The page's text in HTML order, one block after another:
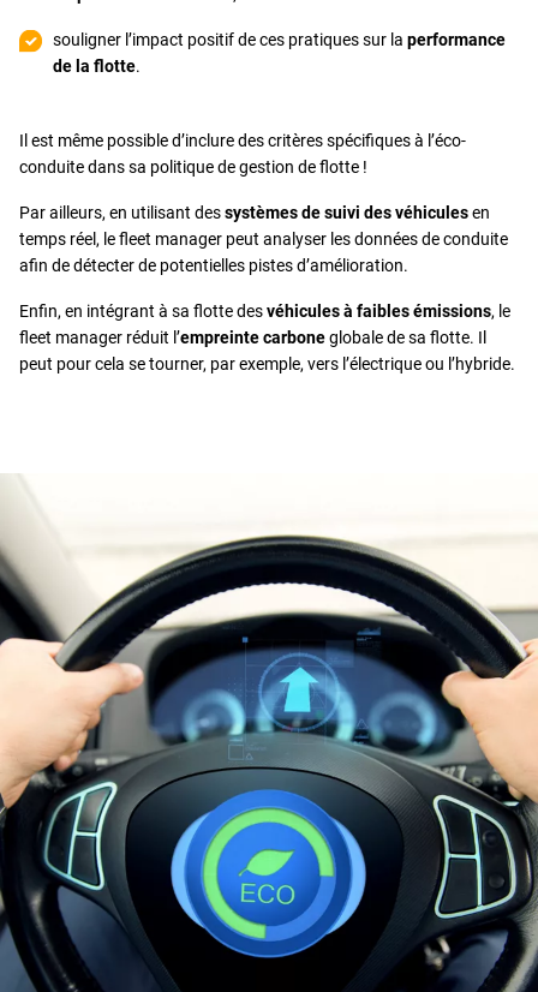
souligner l’impact positif de ces pratiques sur la performance
de la flotte.
Il est même possible d’inclure des critères spécifiques à l’éco-
conduite dans sa politique de gestion de flotte !
Par ailleurs, en utilisant dessystèmes de suivi des véhiculesen
temps réel, le fleet manager peut analyser les données de conduite
afin de détecter de potentielles pistes d’amélioration.
Enfin, en intégrant à sa flotte desvéhicules à faibles émissions, le
fleet manager réduit l’empreinte carboneglobale de sa flotte. Il
peut pour cela se tourner, par exemple, vers l’électrique ou l’hybride.